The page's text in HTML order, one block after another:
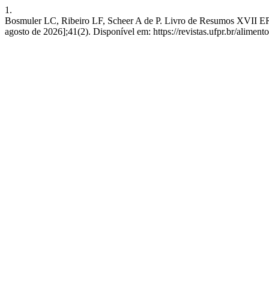
1.
Bosmuler LC, Ribeiro LF, Scheer A de P. Livro de Resumos XVII
agosto de 2026];41(2). Disponível em: https://revistas.ufpr.br/